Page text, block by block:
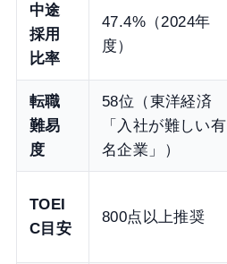
中途
採用
比率
47.4%（2024年
度）
転職
難易
度
58位（東洋経済
「入社が難しい有
名企業」）
TOEI
C目安
800点以上推奨